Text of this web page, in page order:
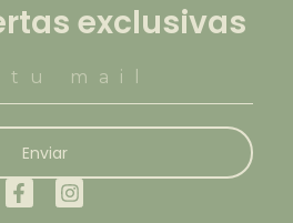
exclusivas
Enviar